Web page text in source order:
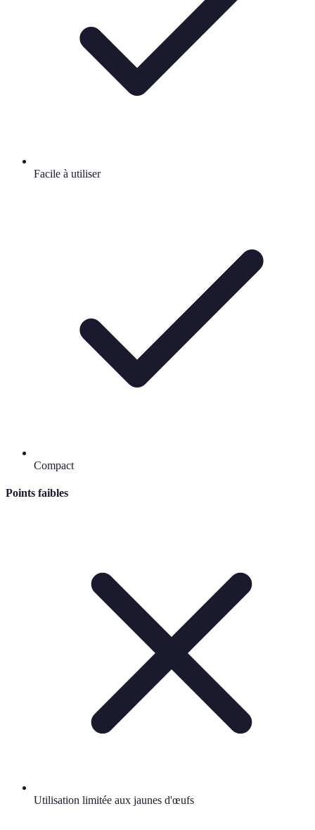
Facile à utiliser
Compact
Points faibles
Utilisation limitée aux jaunes d'œufs